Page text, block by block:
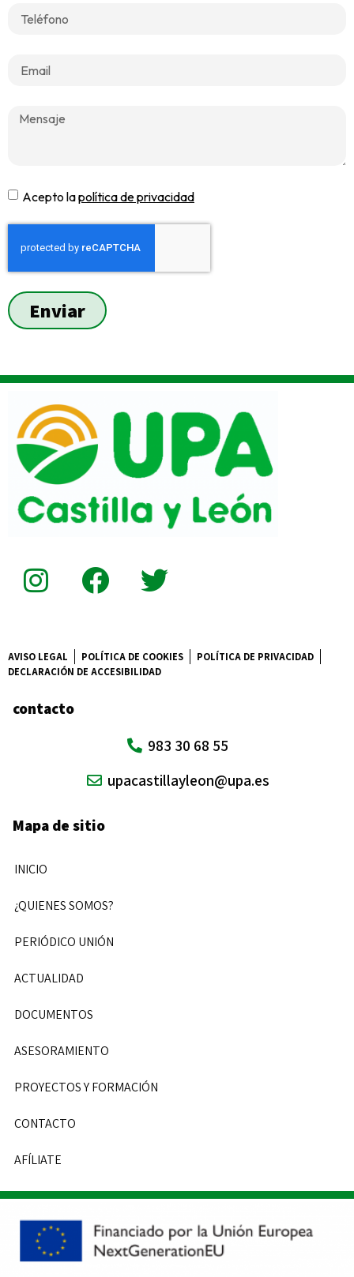
Acepto lapolítica de privacidad
Enviar
AVISO LEGAL POLÍTICA DE COOKIES
POLÍTICA DE PRIVACIDAD
DECLARACIÓN DE ACCESIBILIDAD
contacto
983 30 68 55
upacastillayleon@upa.es
Mapa de sitio
INICIO
¿QUIENES SOMOS?
PERIÓDICO UNIÓN
ACTUALIDAD
DOCUMENTOS
ASESORAMIENTO
PROYECTOS Y FORMACIÓN
CONTACTO
AFÍLIATE